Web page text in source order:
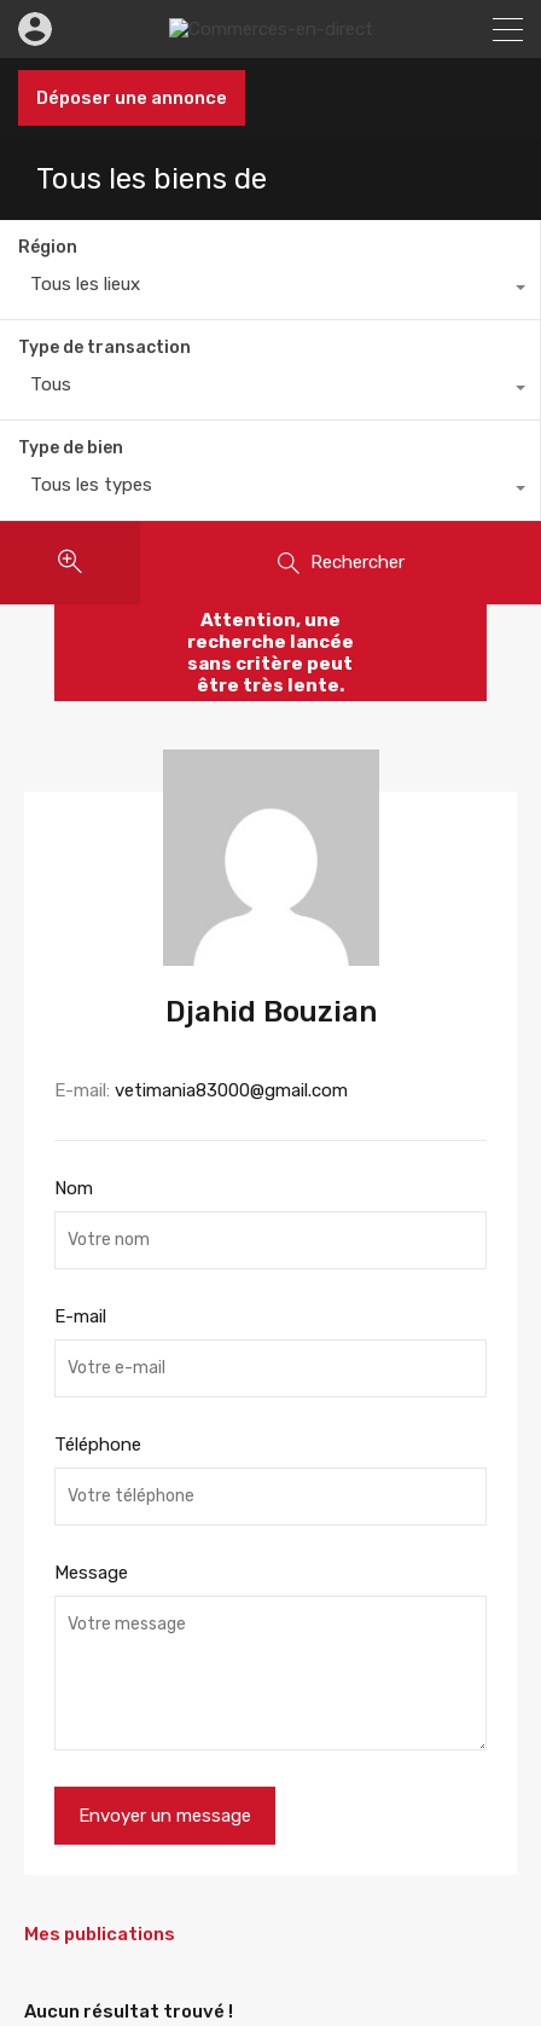
Déposer une annonce
Tous les biens de
Région
Tous les lieux
Type de transaction
Tous
Type de bien
Tous les types
Rechercher
Attention, une
recherche lancée
sans critère peut
être très lente.
Djahid Bouzian
E-mail: vetimania83000@gmail.com
Nom
E-mail
Téléphone
Message
Mes publications
Aucun résultat trouvé !